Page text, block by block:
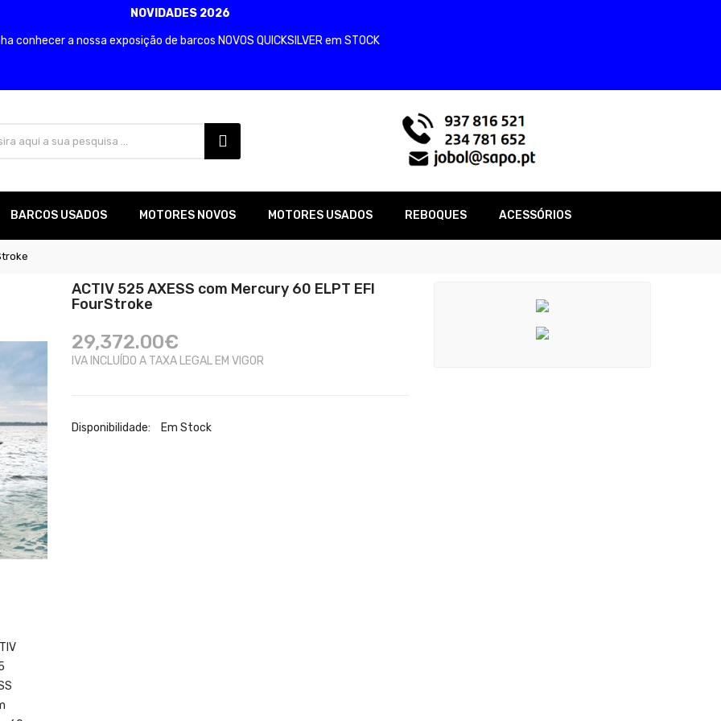
NOVIDADES 2026
conhecer a nossa exposição de barcos NOVOS QUICKSILVER em STOCK
BARCOS USADOS MOTORES NOVOS MOTORES USADOS REBOQUES ACESSÓRIOS
ACTIV 525 AXESS com Mercury 60 ELPT EFI
FourStroke
29,372.00€
IVA INCLUÍDO A TAXA LEGAL EM VIGOR
Disponibilidade: Em Stock